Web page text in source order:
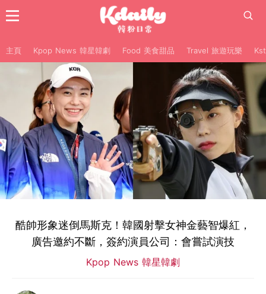
主頁 Kpop News 韓星韓劇 Food 美食甜品 Travel 旅遊玩樂
酷帥形象迷倒馬斯克！韓國射擊女神金藝智爆紅，
廣告邀約不斷，簽約演員公司：會嘗試演技
Kpop News 韓星韓劇